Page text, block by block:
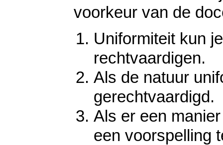
voorkeur van de
Uniformiteit kun
rechtvaardigen.
Als de natuur
gerechtvaardigd.
Als er een
een voorspelling